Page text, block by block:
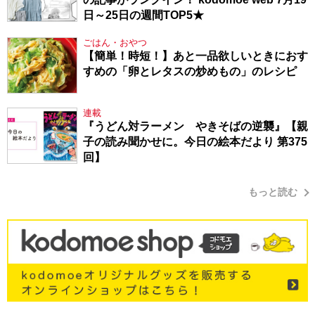
日～25日の週間TOP5★
ごはん・おやつ
【簡単！時短！】あと一品欲しいときにおす
すめの「卵とレタスの炒めもの」のレシピ
連載
『うどん対ラーメン やきそばの逆襲』【親
子の読み聞かせに。今日の絵本だより 第375
回】
もっと読む